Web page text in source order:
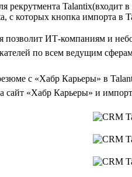
рекрутмента Talantix(входит
с которых кнопка импорта в
позволит ИТ-компаниям и
по всем ведущим
с «Хабр Карьеры» в
сайт «Хабр Карьеры» и